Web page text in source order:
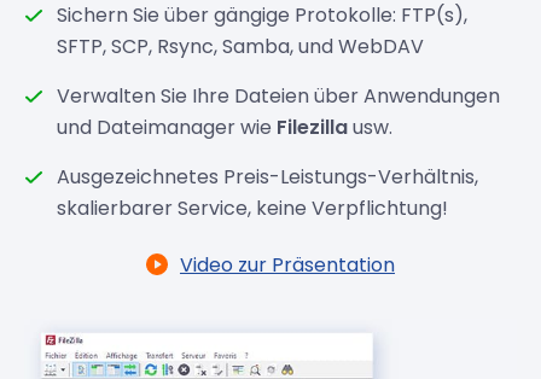
Sichern Sie über gängige Protokolle: FTP(s),
SFTP, SCP, Rsync, Samba, und WebDAV
Verwalten Sie Ihre Dateien über Anwendungen
und Dateimanager wie Filezillausw.
Ausgezeichnetes Preis-Leistungs-Verhältnis,
skalierbarer Service, keine Verpflichtung!
Video zur Präsentation